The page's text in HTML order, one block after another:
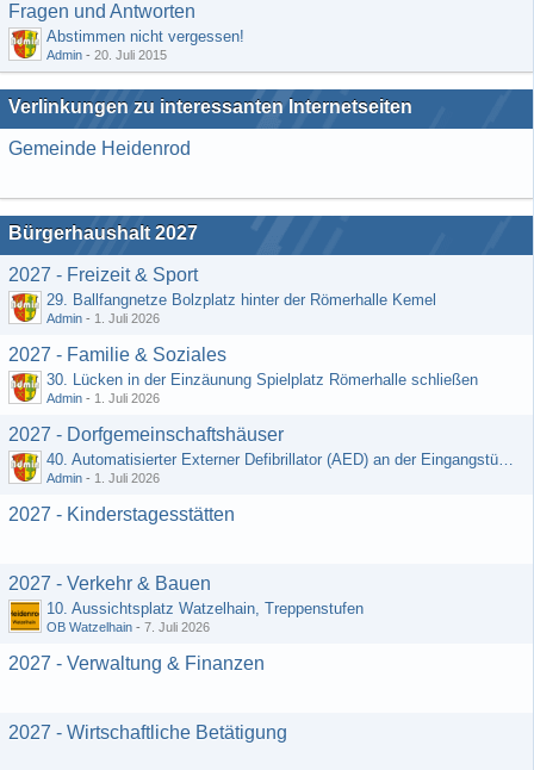
Fragen und Antworten
Abstimmen nicht vergessen!
Admin - 20. Juli 2015
Verlinkungen zu interessanten Internetseiten
Gemeinde Heidenrod
Bürgerhaushalt 2027
2027 - Freizeit & Sport
29. Ballfangnetze Bolzplatz hinter der Römerhalle Kemel
Admin - 1. Juli 2026
2027 - Familie & Soziales
30. Lücken in der Einzäunung Spielplatz Römerhalle schließen
Admin - 1. Juli 2026
2027 - Dorfgemeinschaftshäuser
40. Automatisierter Externer Defibrillator (AED) an der Eingangstür zum DGH - Grebenroth
Admin - 1. Juli 2026
2027 - Kinderstagesstätten
2027 - Verkehr & Bauen
10. Aussichtsplatz Watzelhain, Treppenstufen
OB Watzelhain - 7. Juli 2026
2027 - Verwaltung & Finanzen
2027 - Wirtschaftliche Betätigung